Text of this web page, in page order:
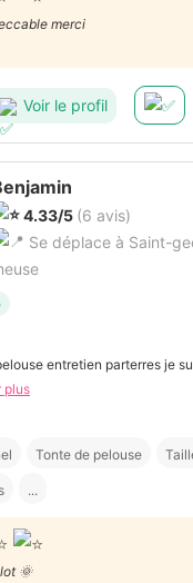
merci
Voir le profil
4.33/5 (6 avis)
Se déplace à Saint-
entretien parterres je
plus
Tonte de pelouse
...
🌞